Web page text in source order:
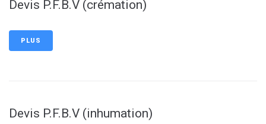
Devis P.F.B.V (crémation)
PLUS
Devis P.F.B.V (inhumation)